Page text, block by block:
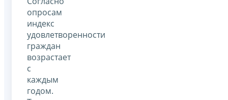
опросам
индекс
удовлетворенности
граждан
возрастает
с
каждым
годом.